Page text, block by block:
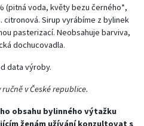
(pitná voda, květy bezu černého*,
citronová. Sirup vyrábíme z bylinek
pasterizací. Neobsahuje barviva,
dochucovadla.
data výroby.
v České republice.
obsahu bylinného výtažku
ženám užívání konzultovat s